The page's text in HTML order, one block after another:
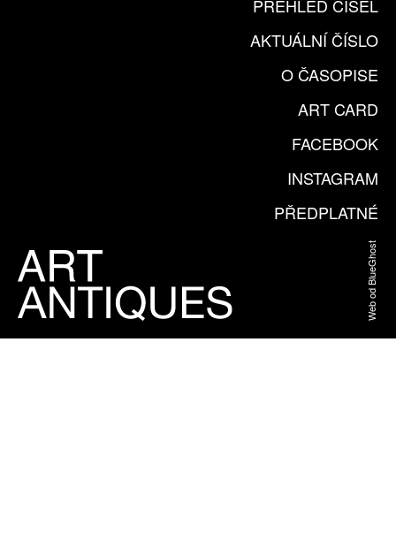
PŘEHLED ČÍSEL
AKTUÁLNÍ ČÍSLO
O ČASOPISE
ART CARD
FACEBOOK
INSTAGRAM
PŘEDPLATNÉ
Web od BlueGhost